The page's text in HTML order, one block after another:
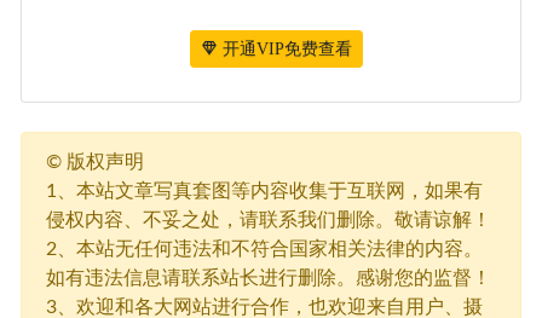
开通VIP免费查看
© 版权声明
1、本站文章写真套图等内容收集于互联网，如果有
侵权内容、不妥之处，请联系我们删除。敬请谅解！
2、本站无任何违法和不符合国家相关法律的内容。
如有违法信息请联系站长进行删除。感谢您的监督！
3、欢迎和各大网站进行合作，也欢迎来自用户、摄